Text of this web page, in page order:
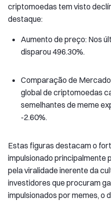
criptomoedas tem visto
destaque:
Aumento de preço: Nos
disparou 496.30%.
Comparação de
global de criptomoedas
semelhantes de meme
-2.60%.
Estas figuras destacam o
impulsionado principalmente
pela viralidade inerente da
investidores que procuram
impulsionados por memes, o